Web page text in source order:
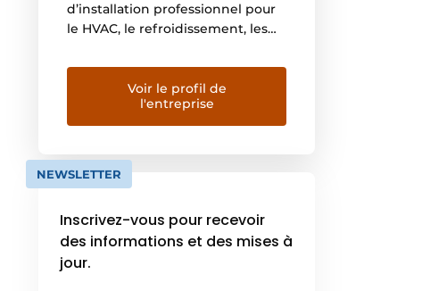
d’installation professionnel pour
le HVAC, le refroidissement, les
construction d’intérieurs, l’horeca
et l’aménagement de magasins,
ainsi que l’intralogistique,
Linumgroep est une valeur sûre
Linumgroep est composé de
quatre entreprises
dans sa spécialisation, garantit un
service à […]
Voir le profil de
l'entreprise
NEWSLETTER
Inscrivez-vous pour recevoir
des informations et des mises à
jour.